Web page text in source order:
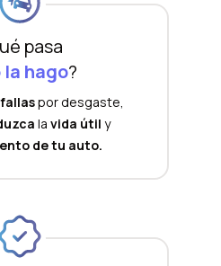
pasa
la hago?
fallaspor desgaste,
la vida útil y
de tu auto.